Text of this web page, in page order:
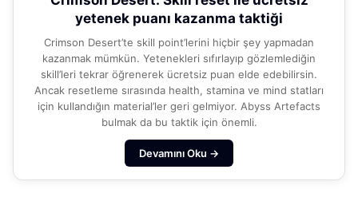
yetenek puanı kazanma taktiği
Crimson Desert’te skill point’lerini hiçbir şey yapmadan
kazanmak mümkün. Yetenekleri sıfırlayıp gözlemlediğin
skill’leri tekrar öğrenerek ücretsiz puan elde edebilirsin.
Ancak resetleme sırasında health, stamina ve mind statları
için kullandığın material’ler geri gelmiyor. Abyss Artefacts
bulmak da bu taktik için önemli.
Devamını Oku →